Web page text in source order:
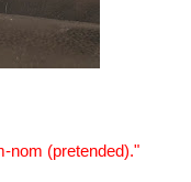
nom (pretended)."